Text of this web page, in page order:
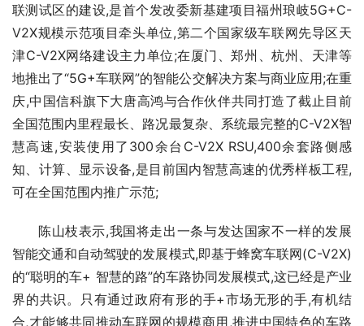
联测试区的建设,是首个发改委新基建项目福州琅岐5G+C-
V2X规模示范项目牵头单位,第二个国家级车联网先导区天
津C-V2X网络建设主力单位;在厦门、郑州、杭州、天津等
地推出了“5G+车联网”的智能公交解决方案与商业应用;在重
庆,中国信科旗下大唐高鸿与合作伙伴共同打造了截止目前
全国范围内里程最长、路况最复杂、系统最完整的C-V2X智
慧高速,安装使用了300余台C-V2X RSU,400余套路侧感
知、计算、显示设备,是目前国内智慧高速的优秀样板工程,
可在全国范围内推广示范;
陈山枝表示,我国将走出一条与发达国家不一样的发展
智能交通和自动驾驶的发展模式,即基于蜂窝车联网(C-V2X)
的“聪明的车+ 智慧的路”的车路协同发展模式,这已经是产业
界的共识。只有通过政府有形的手+市场无形的手,有机结
合,才能够共同推动车联网的规模商用,推进中国特色的车路